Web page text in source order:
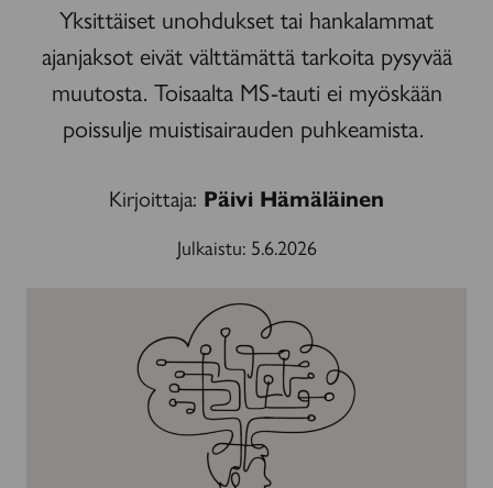
Yksittäiset unohdukset tai hankalammat
ajanjaksot eivät välttämättä tarkoita pysyvää
muutosta. Toisaalta MS-tauti ei myöskään
poissulje muistisairauden puhkeamista.
Kirjoittaja: Päivi Hämäläinen
Julkaistu: 5.6.2026